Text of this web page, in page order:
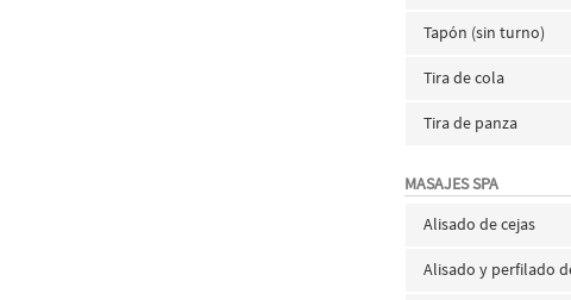
Tapón (sin turno)
Tira de cola
Tira de panza
MASAJES SPA
Alisado de cejas
Alisado y perfilado